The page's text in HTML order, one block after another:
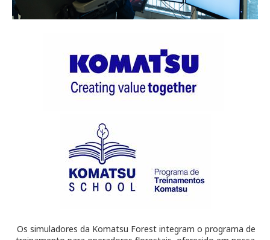
Os simuladores da Komatsu Forest integram o programa de